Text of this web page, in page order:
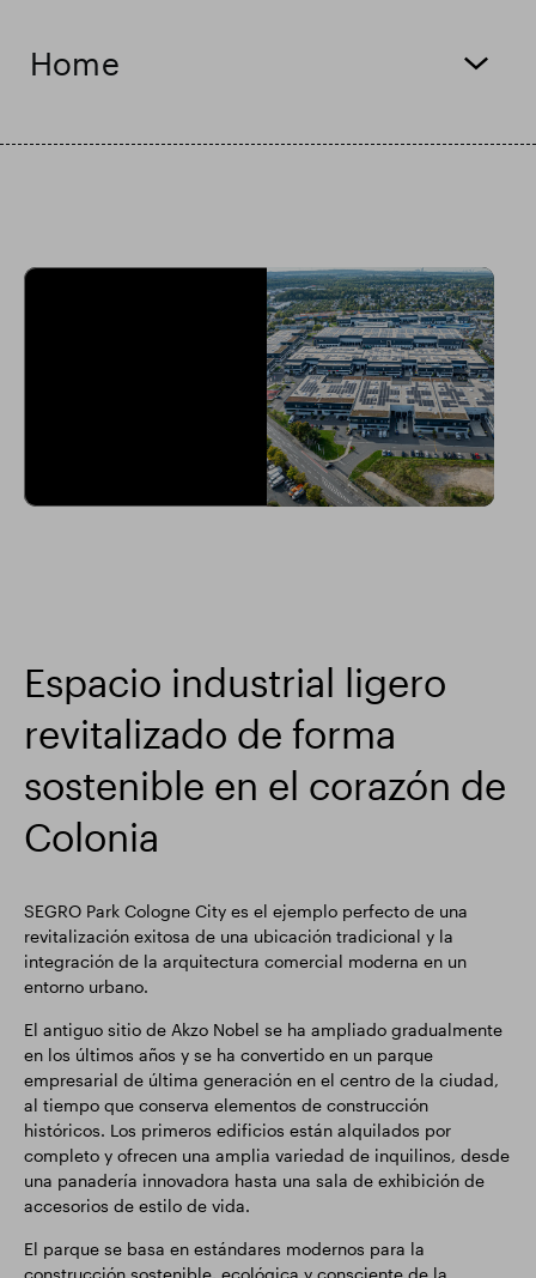
Home
Espacio industrial ligero
revitalizado de forma
sostenible en el corazón de
Colonia
SEGRO Park Cologne City es el ejemplo perfecto de una
revitalización exitosa de una ubicación tradicional y la
integración de la arquitectura comercial moderna en un
entorno urbano.
El antiguo sitio de Akzo Nobel se ha ampliado gradualmente
en los últimos años y se ha convertido en un parque
empresarial de última generación en el centro de la ciudad,
al tiempo que conserva elementos de construcción
históricos. Los primeros edificios están alquilados por
completo y ofrecen una amplia variedad de inquilinos, desde
una panadería innovadora hasta una sala de exhibición de
accesorios de estilo de vida.
El parque se basa en estándares modernos para la
construcción sostenible, ecológica y consciente de la